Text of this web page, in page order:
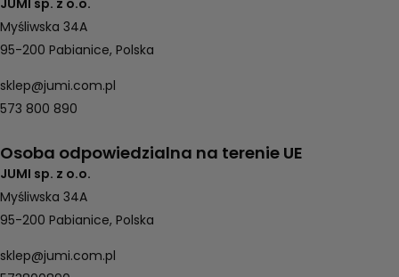
JUMI sp. z o.o.
Myśliwska 34A
95-200 Pabianice, Polska
sklep@jumi.com.pl
573 800 890
Osoba odpowiedzialna na terenie UE
JUMI sp. z o.o.
Myśliwska 34A
95-200 Pabianice, Polska
sklep@jumi.com.pl